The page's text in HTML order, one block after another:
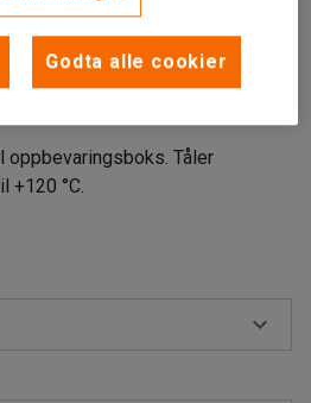
oppbevaringsboks. Tåler
+120 °C.
Godta alle cookier